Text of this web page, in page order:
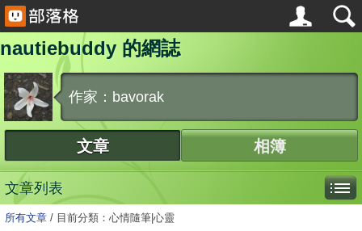
nautiebuddy 的網誌
作家：bavorak
文章 相簿
文章列表
所有文章 / 目前分類：心情隨筆|心靈